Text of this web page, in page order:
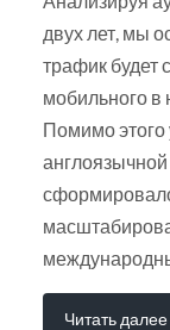
двух лет, мы
трафик будет
мобильного в
Помимо этого
Читать далее